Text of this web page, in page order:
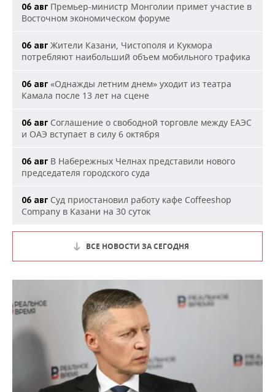
06 авг Премьер-министр Монголии примет участие в
Восточном экономическом форуме
06 авг Жители Казани, Чистополя и Кукмора
потребляют наибольший объем мобильного трафика
06 авг «Однажды летним днем» уходит из театра
Камала после 13 лет на сцене
06 авг Соглашение о свободной торговле между ЕАЭС
и ОАЭ вступает в силу 6 октября
06 авг В Набережных Челнах представили нового
председателя городского суда
06 авг Суд приостановил работу кафе Coffeeshop
Company в Казани на 30 суток
ВСЕ НОВОСТИ ЗА СЕГОДНЯ